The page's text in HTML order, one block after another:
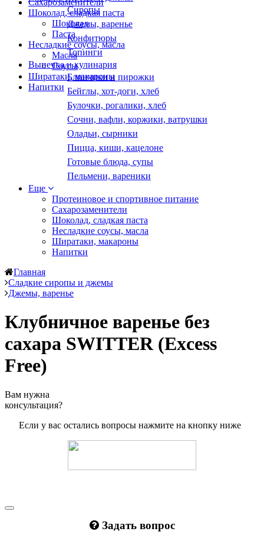
Сахарозаменители
Шоколад, сладкая паста
Шоколад
Паста
Несладкие соусы, масла
Масла
Соусы
Ширатаки, макароны
Напитки
Сиропы
Джемы, варенье
Конфитюры
Топинги
Выпечка и кулинария
Блинчики и пирожки
Бейглы, хот-доги, хлеб
Булочки, рогалики, хлеб
Сочни, вафли, коржики, ватрушки
Оладьи, сырники
Пицца, киши, кацелоне
Готовые блюда, супы
Пельмени, вареники
Еще
Протеиновое и спортивное питание
Сахарозаменители
Шоколад, сладкая паста
Несладкие соусы, масла
Ширатаки, макароны
Напитки
Главная
Сладкие сиропы и джемы
Джемы, варенье
Клубничное варенье без
сахара SWITTER (Excess
Free)
Вам нужна
консультация?
Если у вас остались вопросы нажмите на кнопку ниже
Задать вопрос